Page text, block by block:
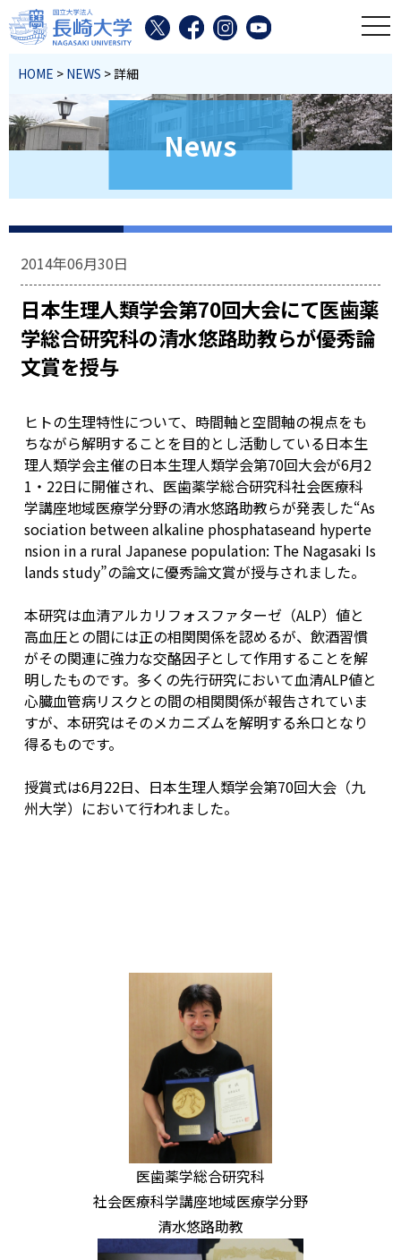
HOME > NEWS > 詳細
News
2014年06月30日
日本生理人類学会第70回大会にて医歯薬
学総合研究科の清水悠路助教らが優秀論
文賞を授与
ヒトの生理特性について、時間軸と空間軸の視点をも
ちながら解明することを目的とし活動している日本生
理人類学会主催の日本生理人類学会第70回大会が6月2
1・22日に開催され、医歯薬学総合研究科社会医療科
学講座地域医療学分野の清水悠路助教らが発表した“As
sociation between alkaline phosphataseand hyperte
nsion in a rural Japanese population: The Nagasaki Is
lands study”の論文に優秀論文賞が授与されました。
本研究は血清アルカリフォスファターゼ（ALP）値と
高血圧との間には正の相関関係を認めるが、飲酒習慣
がその関連に強力な交酪因子として作用することを解
明したものです。多くの先行研究において血清ALP値と
心臓血管病リスクとの間の相関関係が報告されていま
すが、本研究はそのメカニズムを解明する糸口となり
得るものです。
授賞式は6月22日、日本生理人類学会第70回大会（九
州大学）において行われました。
医歯薬学総合研究科
社会医療科学講座地域医療学分野
清水悠路助教